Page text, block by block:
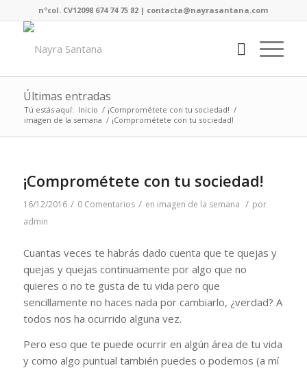
nºcol. CV12098 674 74 75 82 | contacta@nayrasantana.com
Últimas entradas
Tú estás aquí: Inicio / ¡Comprométete con tu sociedad! /
imagen de la semana / ¡Comprométete con tu sociedad!
¡Comprométete con tu sociedad!
16/12/2016 / 0 Comentarios / en imagen de la semana / por
admin
Cuantas veces te habrás dado cuenta que te quejas y
quejas y quejas continuamente por algo que no
quieres o no te gusta de tu vida pero que
sencillamente no haces nada por cambiarlo, ¿verdad? A
todos nos ha ocurrido alguna vez.
Pero eso que te puede ocurrir en algún área de tu vida
y como algo puntual también puedes o podemos (a mí